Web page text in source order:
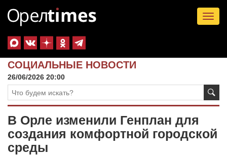
СОЦИАЛЬНЫЕ НОВОСТИ
26/06/2026 20:00
В Орле изменили Генплан для
создания комфортной городской
среды